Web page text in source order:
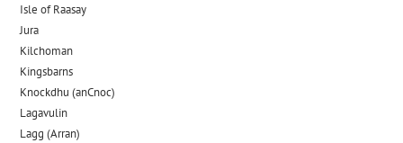
Isle of Raasay
Jura
Kilchoman
Kingsbarns
Knockdhu (anCnoc)
Lagavulin
Lagg (Arran)